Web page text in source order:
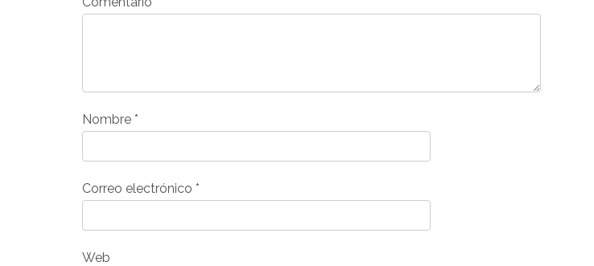
Nombre *
Correo electrónico *
Web